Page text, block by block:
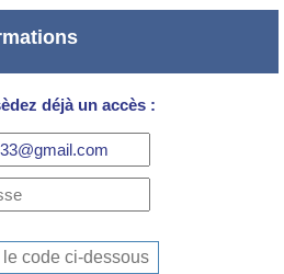
déjà un accès :